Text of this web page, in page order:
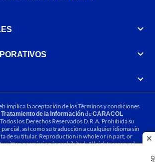
implica la aceptación de losTérminos y condiciones
de la InformacióndeCARACOL
Todos los Derechos Reservados D.R.A. Prohibida su
así como su traducción a cualquier idioma sin
de su titular. Reproduction in whole or in part, or
permission is prohibited. All rights reserved